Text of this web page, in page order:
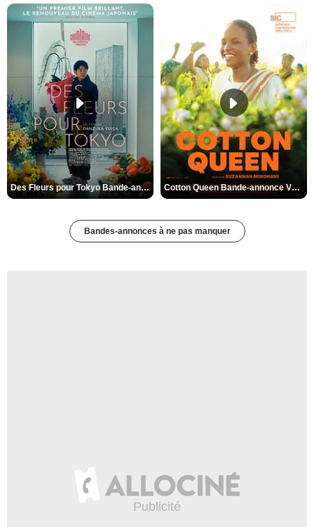
Des Fleurs pour Tokyo Bande-annonce VO STFR Cotton Queen Bande-annonce VO STFR
Bandes-annonces à ne pas manquer